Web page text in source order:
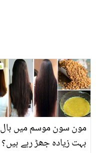
مون سون موسم میں بال
بہت زیادہ جھڑ رہے ہیں؟